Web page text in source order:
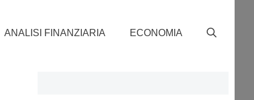
ANALISI FINANZIARIA ECONOMIA